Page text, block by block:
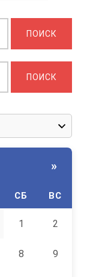
»
СБ ВС
1 2
8 9